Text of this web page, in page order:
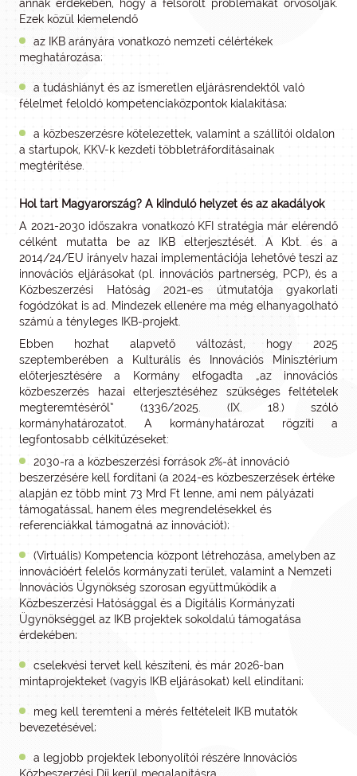
annak érdekében, hogy a felsorolt problémákat orvosolják.
Ezek közül kiemelendő
az IKB arányára vonatkozó nemzeti célértékek
meghatározása;
a tudáshiányt és az ismeretlen eljárásrendektől való
félelmet feloldó kompetenciaközpontok kialakítása;
a közbeszerzésre kötelezettek, valamint a szállítói oldalon
a startupok, KKV-k kezdeti többletráfordításainak
megtérítése.
Hol tart Magyarország? A kiinduló helyzet és az akadályok
A 2021-2030 időszakra vonatkozó KFI stratégia már elérendő
célként mutatta be az IKB elterjesztését. A Kbt. és a
2014/24/EU irányelv hazai implementációja lehetővé teszi az
innovációs eljárásokat (pl. innovációs partnerség, PCP), és a
Közbeszerzési Hatóság 2021‑es útmutatója gyakorlati
fogódzókat is ad. Mindezek ellenére ma még elhanyagolható
számú a tényleges IKB‑projekt.
Ebben hozhat alapvető változást, hogy 2025
szeptemberében a Kulturális és Innovációs Minisztérium
előterjesztésére a Kormány elfogadta „az innovációs
közbeszerzés hazai elterjesztéséhez szükséges feltételek
megteremtéséről” (1336/2025. (IX. 18.) szóló
kormányhatározatot. A kormányhatározat rögzíti a
legfontosabb célkitűzéseket:
2030‑ra a közbeszerzési források 2%‑át innováció
beszerzésére kell fordítani (a 2024-es közbeszerzések értéke
alapján ez több mint 73 Mrd Ft lenne, ami nem pályázati
támogatással, hanem éles megrendelésekkel és
referenciákkal támogatná az innovációt);
(Virtuális) Kompetencia központ létrehozása, amelyben az
innovációért felelős kormányzati terület, valamint a Nemzeti
Innovációs Ügynökség szorosan együttműködik a
Közbeszerzési Hatósággal és a Digitális Kormányzati
Ügynökséggel az IKB projektek sokoldalú támogatása
érdekében;
cselekvési tervet kell készíteni, és már 2026-ban
mintaprojekteket (vagyis IKB eljárásokat) kell elindítani;
meg kell teremteni a mérés feltételeit IKB mutatók
bevezetésével;
a legjobb projektek lebonyolítói részére Innovációs